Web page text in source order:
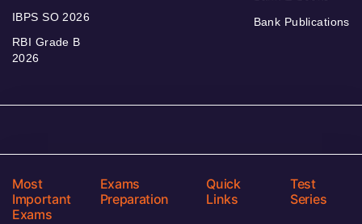
IBPS SO 2026
RBI Grade B
2026
Bank Publications
Most
Important
Exams
Exams
Preparation
Quick
Links
Test
Series